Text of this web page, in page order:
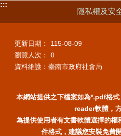
:::
隱私權及安
更新日期：
115-08-09
瀏覽人次：
0
資料維護：臺南市政府社會局
本網站提供之下檔案如為*.pdf格
reader軟體，
為提供使用者有文書軟體選擇的權
件格式，建議您安裝免費